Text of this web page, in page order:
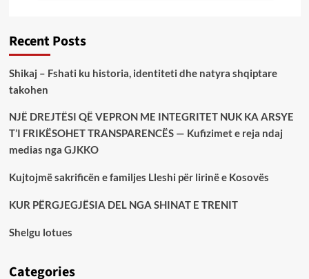
Recent Posts
Shikaj – Fshati ku historia, identiteti dhe natyra shqiptare
takohen
NJË DREJTËSI QË VEPRON ME INTEGRITET NUK KA ARSYE
T’I FRIKËSOHET TRANSPARENCËS — Kufizimet e reja ndaj
medias nga GJKKO
Kujtojmë sakrificën e familjes Lleshi për lirinë e Kosovës
KUR PËRGJEGJËSIA DEL NGA SHINAT E TRENIT
Shelgu lotues
Categories